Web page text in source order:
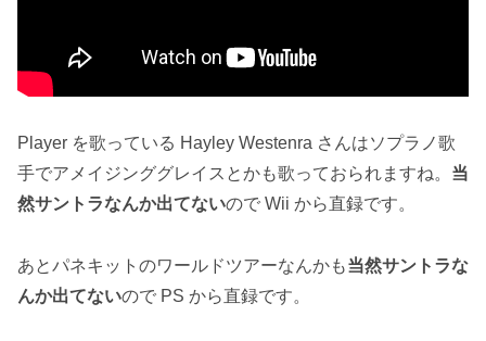
Player を歌っている Hayley Westenra さんはソプラノ歌
手でアメイジンググレイスとかも歌っておられますね。 当
然サントラなんか出てないので Wii から直録です。
あとパネキットのワールドツアーなんかも当然サントラな
んか出てないので PS から直録です。